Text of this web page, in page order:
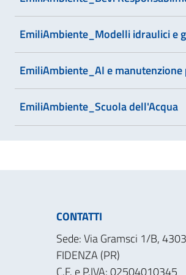
EmiliAmbiente_Modelli idraulici e
EmiliAmbiente_AI e
EmiliAmbiente_Scuola dell'Acqua
CONTATTI
Sede: Via Gramsci 1/B,
FIDENZA (PR)
C.F. e P.IVA: 02504010345